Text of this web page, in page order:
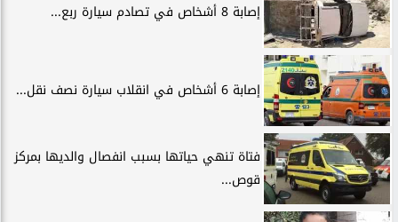
إصابة 8 أشخاص في تصادم سيارة ربع...
إصابة 6 أشخاص في انقلاب سيارة نصف نقل...
فتاة تنهي حياتها بسبب انفصال والديها بمركز
قوص...